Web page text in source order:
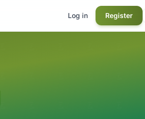
Log in Register